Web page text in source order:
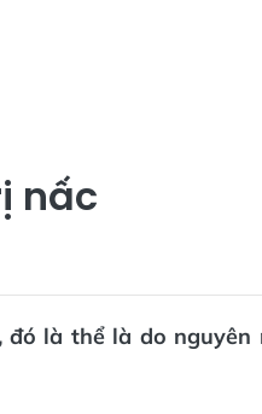
nấc
đó là thể là do